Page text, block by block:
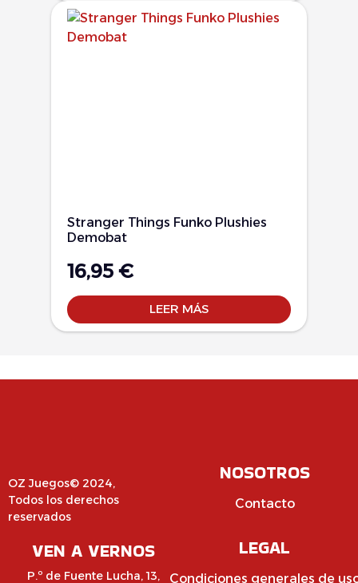
Stranger Things Funko Plushies
Demobat
16,95 €
LEER MÁS
OZ Juegos© 2024,
Todos los derechos
reservados
VEN A VERNOS
P.º de Fuente Lucha, 13,
NOSOTROS
Contacto
LEGAL
Condiciones generales de